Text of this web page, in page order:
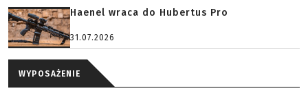
Haenel wraca do Hubertus Pro
31.07.2026
WYPOSAŻENIE